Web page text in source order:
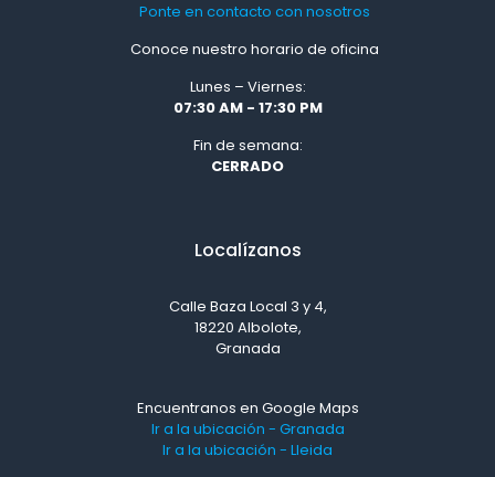
Ponte en contacto con nosotros
Conoce nuestro horario de oficina
Lunes – Viernes:
07:30 AM - 17:30 PM
Fin de semana:
CERRADO
Localízanos
Calle Baza Local 3 y 4,
18220 Albolote,
Granada
Encuentranos en Google Maps
Ir a la ubicación - Granada
Ir a la ubicación - Lleida